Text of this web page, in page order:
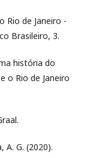
Rio de Janeiro -
Brasileiro, 3.
história do
o Rio de Janeiro
A. G. (2020).